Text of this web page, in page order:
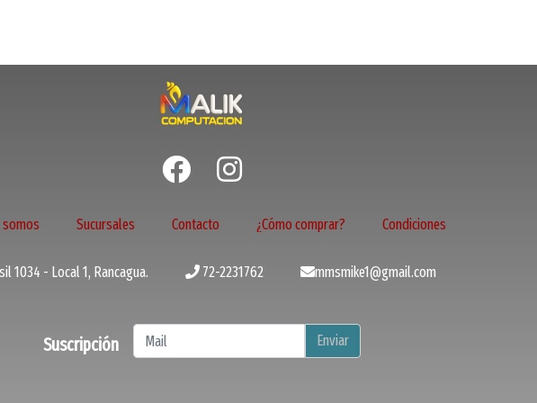
somos Sucursales Contacto ¿Cómo comprar? Condiciones
1034 - Local 1, Rancagua. 72-2231762 mmsmike1@gmail.com
Suscripción Enviar